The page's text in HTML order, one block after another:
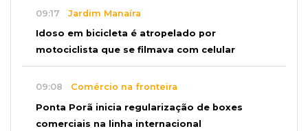
09:17 Jardim Manaíra
Idoso em bicicleta é atropelado por
motociclista que se filmava com celular
09:08 Comércio na fronteira
Ponta Porã inicia regularização de boxes
comerciais na linha internacional